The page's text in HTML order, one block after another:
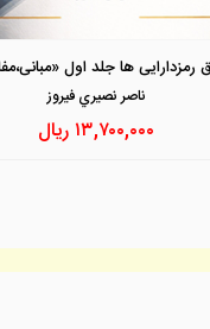
ناصر نصيري فيروز
۱۳,۷۰۰,۰۰۰ ریال